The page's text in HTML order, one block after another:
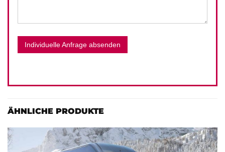
Individuelle Anfrage absenden
ÄHNLICHE PRODUKTE